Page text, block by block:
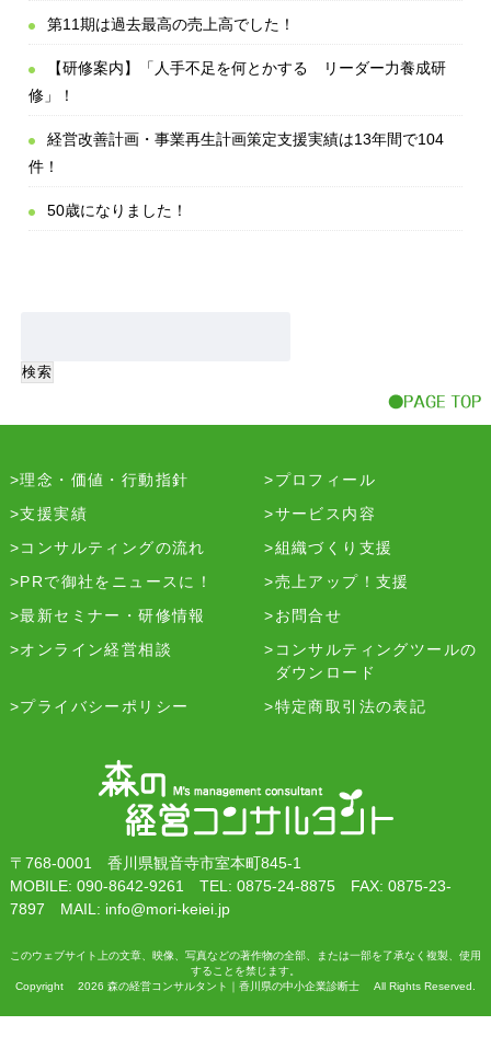
第11期は過去最高の売上高でした！
【研修案内】「人手不足を何とかする リーダー力養成研
修」！
経営改善計画・事業再生計画策定支援実績は13年間で104
件！
50歳になりました！
理念・価値・行動指針
プロフィール
支援実績
サービス内容
コンサルティングの流れ
組織づくり支援
PRで御社をニュースに！
売上アップ！支援
最新セミナー・研修情報
お問合せ
オンライン経営相談
コンサルティングツールの
ダウンロード
プライバシーポリシー
特定商取引法の表記
〒768-0001 香川県観音寺市室本町845-1
MOBILE: 090-8642-9261 TEL: 0875-24-8875 FAX: 0875-23-
7897 MAIL: info@mori-keiei.jp
このウェブサイト上の文章、映像、写真などの著作物の全部、または一部を了承なく複製、使用
することを禁じます。
Copyright 2026 森の経営コンサルタント｜香川県の中小企業診断士 All Rights Reserved.